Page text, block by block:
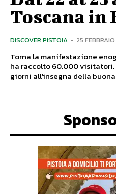
Toscana in
DISCOVER PISTOIA - 25
Torna la manifestazione
ha raccolto 60.000 visitatori. Se volete passare quattro
giorni all'insegna della